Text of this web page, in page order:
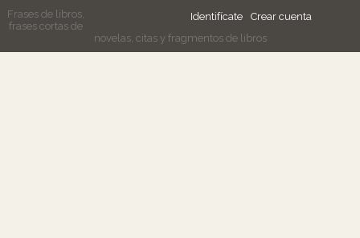
Identifícate Crear cuenta
Frases de libros,
frases cortas de
novelas, citas y fragmentos de libros